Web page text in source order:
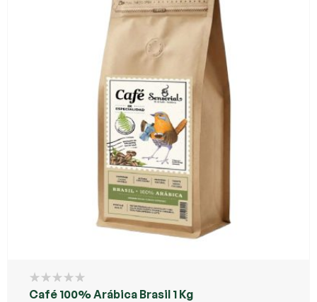
Café 100% Arábica Brasil 1 Kg